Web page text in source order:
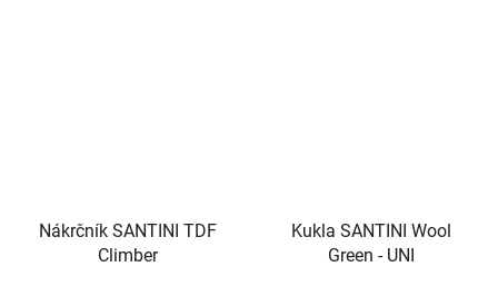
Nákrčník SANTINI TDF
Climber
Kukla SANTINI Wool
Green - UNI